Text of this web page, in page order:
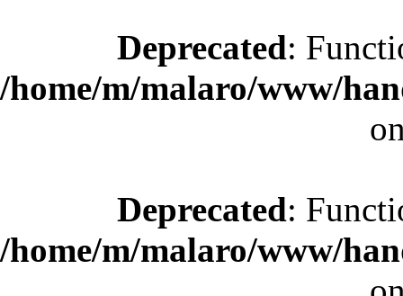
Deprecated:
/home/m/malaro/www/
Deprecated:
/home/m/malaro/www/